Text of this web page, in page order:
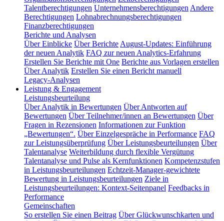
Talentberechtigungen Unternehmensberechtigungen Andere
Berechtigungen Lohnabrechnungsberechtigungen
Finanzberechtigungen
Berichte und Analysen
Über Einblicke Über Berichte August-Updates: Einführung
der neuen Analytik FAQ zur neuen Analytics-Erfahrung
Erstellen Sie Berichte mit One Berichte aus Vorlagen erstellen
Über Analytik Erstellen Sie einen Bericht manuell
Legacy-Analysen
Leistung & Engagement
Leistungsbeurteilung
Über Analytik in Bewertungen Über Antworten auf
Bewertungen Über Teilnehmer/innen an Bewertungen Über
Fragen in Rezensionen Informationen zur Funktion
„Bewertungen“. Über Einzelgespräche in Performance FAQ
zur Leistungsüberprüfung Über Leistungsbeurteilungen Über
Talentanalyse Weiterbildung durch flexible Vergütung
Talentanalyse und Pulse als Kernfunktionen Kompetenzstufen
in Leistungsbeurteilungen Echtzeit-Manager-gewichtete
Bewertung in Leistungsbeurteilungen Ziele in
Leistungsbeurteilungen: Kontext-Seitenpanel Feedbacks in
Performance
Gemeinschaften
So erstellen Sie einen Beitrag Über Glückwunschkarten und